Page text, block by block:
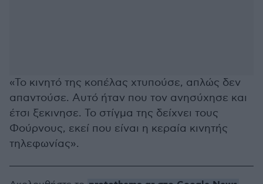
«Το κινητό της κοπέλας χτυπούσε, απλώς δεν
απαντούσε. Αυτό ήταν που τον ανησύχησε και
έτσι ξεκινησε. Το στίγμα της δείχνει τους
Φούρνους, εκεί που είναι η κεραία κινητής
τηλεφωνίας».